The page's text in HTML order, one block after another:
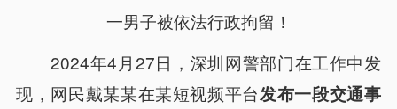
一男子被依法行政拘留！
2024年4月27日，深圳网警部门在工作中发
现，网民戴某某在某短视频平台发布一段交通事